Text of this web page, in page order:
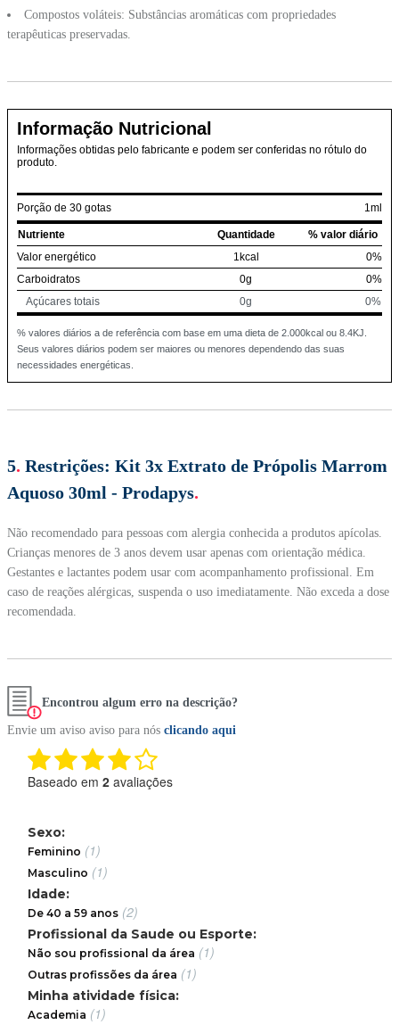
Compostos voláteis: Substâncias aromáticas com propriedades
terapêuticas preservadas.
Informação Nutricional
Informações obtidas pelo fabricante e podem ser conferidas no rótulo do
produto.
Porção de 30 gotas 1ml
Nutriente Quantidade
% valor diário
Valor energético
1kcal
0%
Carboidratos
0g
0%
Açúcares totais
0g 0%
% valores diários a de referência com base em uma dieta de 2.000kcal ou 8.4KJ.
Seus valores diários podem ser maiores ou menores dependendo das suas
necessidades energéticas.
5. Restrições: Kit 3x Extrato de Própolis Marrom
Aquoso 30ml - Prodapys.
Não recomendado para pessoas com alergia conhecida a produtos apícolas.
Crianças menores de 3 anos devem usar apenas com orientação médica.
Gestantes e lactantes podem usar com acompanhamento profissional. Em
caso de reações alérgicas, suspenda o uso imediatamente. Não exceda a dose
recomendada.
Encontrou algum erro na descrição?
Envie um aviso aviso para nós clicando aqui
Baseado em 2 avaliações
Sexo:
Feminino (1)
Masculino (1)
Idade:
De 40 a 59 anos (2)
Profissional da Saude ou Esporte:
Não sou profissional da área (1)
Outras profissões da área (1)
Minha atividade física:
Academia (1)